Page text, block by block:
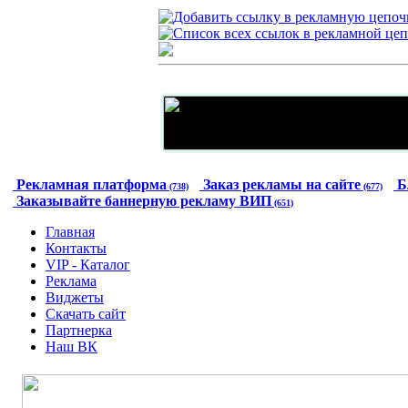
Рекламная платформа (738) Заказ рекламы на сайте (677)
Заказывайте баннерную рекламу ВИП (651)
Главная
Контакты
VIP - Каталог
Реклама
Виджеты
Скачать сайт
Партнерка
Наш ВК